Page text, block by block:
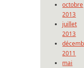
octobre
2013
juillet
2013
2011
mai